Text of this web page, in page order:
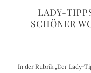
LADY-
SCHÖNER
In der Rubrik „Der Lady-